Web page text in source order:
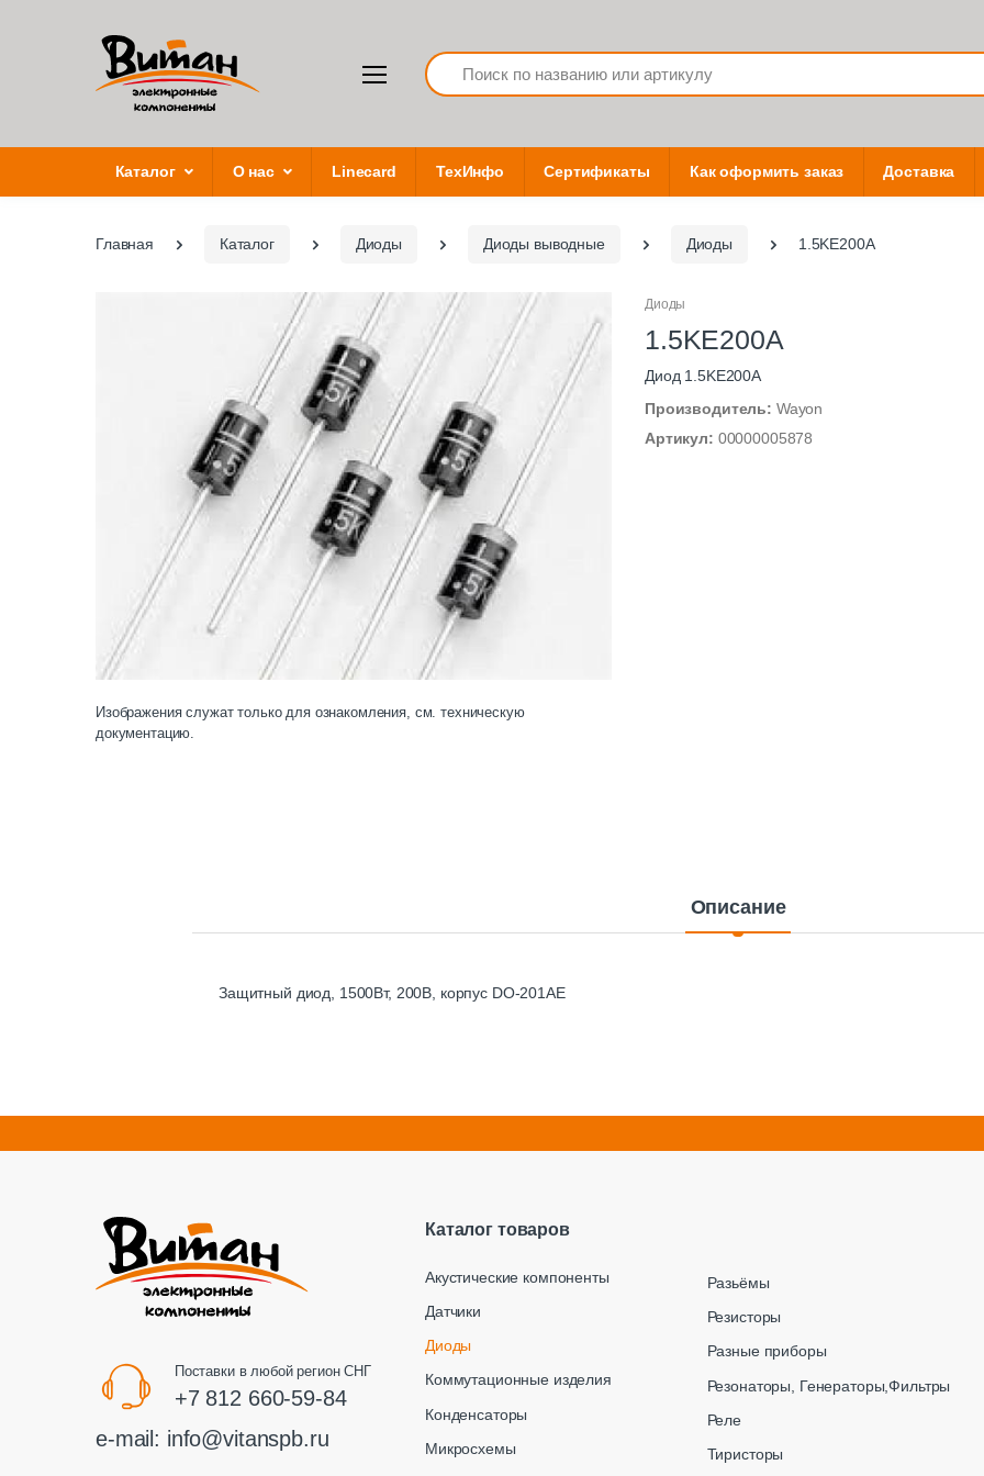
Search
Каталог О нас Linecard ТехИнфо Сертификаты Как оформить заказ Доставка
Главная Каталог Диоды Диоды выводные Диоды 1.5KE200A
Изображения служат только для ознакомления, см. техническую
документацию.
Диоды
1.5KE200A
Диод 1.5KE200A
Производитель: Wayon
Артикул: 00000005878
Описание
Защитный диод, 1500Вт, 200В, корпус DO-201AE
Поставки в любой регион СНГ
+7 812 660-59-84
e-mail: info@vitanspb.ru
Каталог товаров
Акустические компоненты
Датчики
Диоды
Коммутационные изделия
Конденсаторы
Микросхемы
Разьёмы
Резисторы
Разные приборы
Резонаторы, Генераторы,Фильтры
Реле
Тиристоры